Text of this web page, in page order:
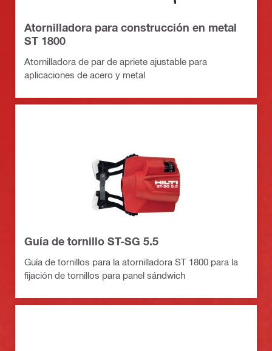
Atornilladora para construcción en metal
ST 1800
Atornilladora de par de apriete ajustable para
aplicaciones de acero y metal
Guía de tornillo ST-SG 5.5
Guía de tornillos para la atornilladora ST 1800 para la
fijación de tornillos para panel sándwich